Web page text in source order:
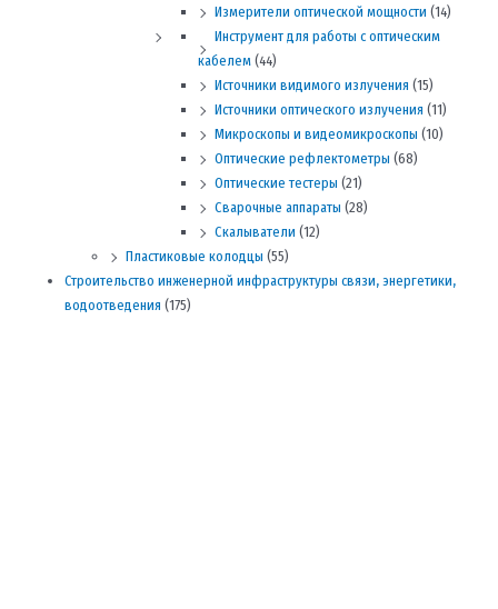
Измерители оптической мощности (14)
Инструмент для работы с оптическим
кабелем(44)
Источники видимого излучения (15)
Источники оптического излучения (11)
Микроскопы и видеомикроскопы (10)
Оптические рефлектометры (68)
Оптические тестеры (21)
Сварочные аппараты (28)
Скалыватели (12)
Пластиковые колодцы (55)
Строительство инженерной инфраструктуры связи, энергетики,
водоотведения (175)